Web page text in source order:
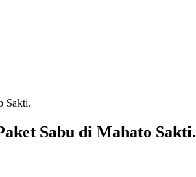
Sakti.
Sabu di Mahato Sakti.